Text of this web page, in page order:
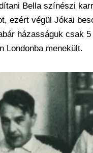
Bella színészi
ezért végül Jókai
házasságuk csak
Londonba menekült.